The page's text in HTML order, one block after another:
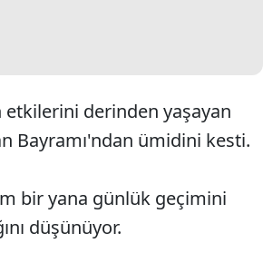
derinden yaşayan
Bayramı'ndan ümidini kesti.
bir yana günlük geçimini
düşünüyor.